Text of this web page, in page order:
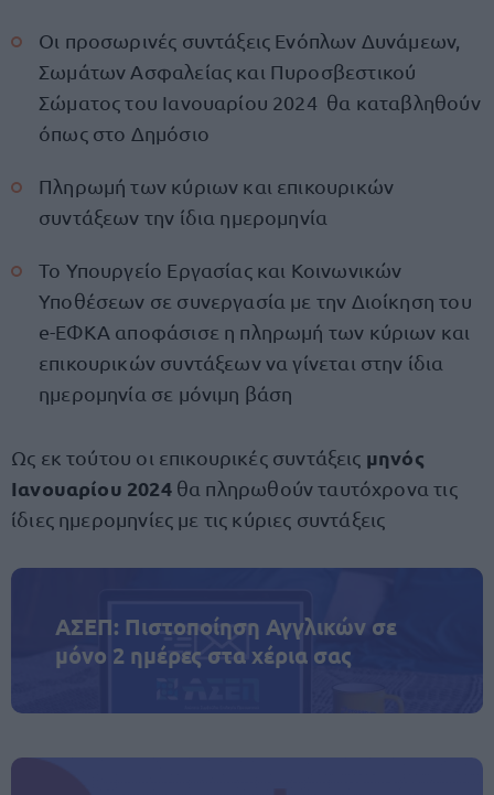
Οι προσωρινές συντάξεις Ενόπλων Δυνάμεων,
Σωμάτων Ασφαλείας και Πυροσβεστικού
Σώματος του Ιανουαρίου 2024 θα καταβληθούν
όπως στο Δημόσιο
Πληρωμή των κύριων και επικουρικών
συντάξεων την ίδια ημερομηνία
Το Υπουργείο Εργασίας και Κοινωνικών
Υποθέσεων σε συνεργασία με την Διοίκηση του
e-ΕΦΚΑ αποφάσισε η πληρωμή των κύριων και
επικουρικών συντάξεων να γίνεται στην ίδια
ημερομηνία σε μόνιμη βάση
Ως εκ τούτου οι επικουρικές συντάξεις μηνός
Ιανουαρίου 2024θα πληρωθούν ταυτόχρονα τις
ίδιες ημερομηνίες με τις κύριες συντάξεις
ΑΣΕΠ: Πιστοποίηση Αγγλικών σε
μόνο 2 ημέρες στα χέρια σας